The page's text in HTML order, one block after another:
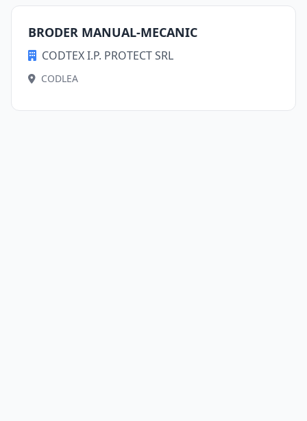
BRODER MANUAL-MECANIC
CODTEX I.P. PROTECT SRL
CODLEA